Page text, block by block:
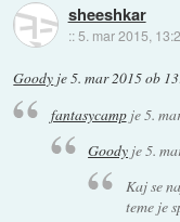
sheeshkar
:: 5. mar 2015,
Goody je5. mar 2015 ob
fantasycampje5.
Goody je5.
Kaj se
teme je